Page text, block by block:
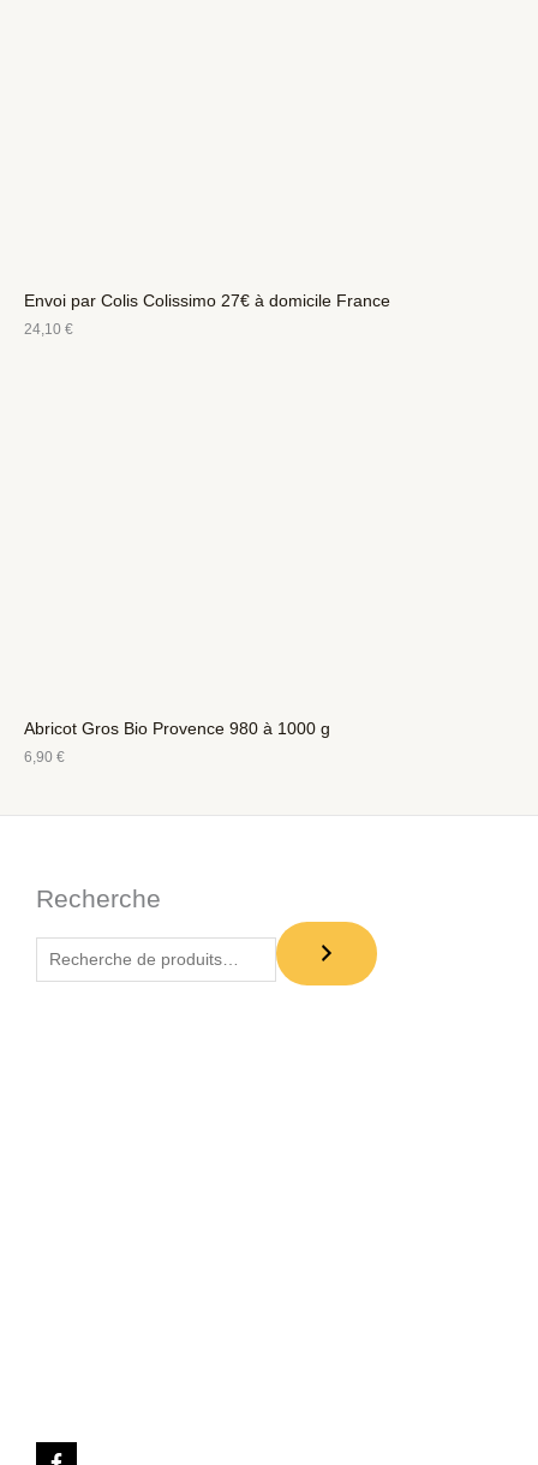
Envoi par Colis Colissimo 27€ à domicile France
24,10 €
Abricot Gros Bio Provence 980 à 1000 g
6,90 €
Recherche